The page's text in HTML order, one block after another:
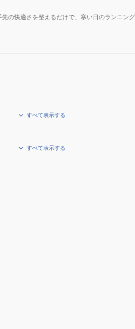
の快適さを整えるだけで、寒い日のランニン
すべて表示する
すべて表示する